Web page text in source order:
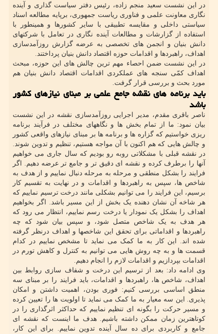
در این نشست سعید منجم زاده، رئیس دفتر سیاست گذاری و آینده
نگاری معاونت علمی و فناوری ریاست جمهوری، برپایه مطالعه اسناد
سیاستی داخلی و مقایسه تطبیقی با سایر کشورها و همینطور با
استفاده از گزارشات و مطالعات آینده نگاری در تعامل با شرکتهای
دانش بنیان و انجمن های تخصصی به عرضه گزارش روزآمدسازی
اهداف، راهبردها و اقدامات حوزه اقتصاد دانش بنیان پرداختند.
در این نشست ضمن احصاء مهم ترین چالش های این حوزه، مبحث
اهداف کمّی سنجه های عملکردی اقدامات اقتصاد دانش بنیان هم
مورد بحث و بررسی قرار گرفت.
باید برنامه های نقشه جامع علمی بر مبنای نیازهای کشور
باشد
ناصر باقری مقدم، مدیر اجرایی روزآمدسازی نقشه در این نشست
بیان نمود: ما از تمام بخش ها و نگاههای مختلف در فرآیند برنامه
ریزی خواستیم که گزاره ها و برنامه ها بر مبنای نیازهای واقعی کشور
و چالش هایی که هم اکنون با آن مواجه هستیم، تنظیم و تدوین شوند.
در نقشه قبلی با مشکلاتی روبه رو بودیم که سال جاری می خواهیم
آنها را برطرف کرده و نقشه ای دقیق تر و جامع تر عرضه دهیم. اگر
فرایند را بشکل منطقی و مرحله به مرحله دنبال نماییم و از هدف به
شاخص ها، سپس به راهبردها و اقدامات و در نهایت به تقسیم کار
برسیم، این فرایند را می توانیم بشکلی مانند درخت ترسیم نماییم که
هر شاخه آن نشان دهنده یک بخش از این مسیر باشد. اگر بخواهیم
اهداف را بشکل یک نمودار یا درخت رسم نماییم، انتظار می رود که
هر هدف به یک شاخص متصل شود، و سپس بیان شود که چه
راهبردها و اقداماتی برای تحقق این شاخصها و اهداف درنظر گرفته
شده اند. این کار به ما کمک می نماید تا مشخص نماییم در کدام
قسمت ها و به چه روش هایی می توانیم به کنترل و کاهش تورم در
اقدامات بپردازیم و اقدامات لازم را انجام دهیم.
وی ادامه داد: بعد از ترسیم این درخت و شفاف سازی روابط بین
اهداف، شاخص ها، راهبردها و اقدامات، باید فرایند را بر مبنای سه
منطق اساسی بررسی کنیم: فوری بودن، اهمیت داشتن و امکان
پذیری. این سه معیار به ما کمک می نماید تا اولویت ها را تعیین کرده
و مسیر حرکت را بگونه ای تنظیم نماییم که حداکثر اثرگذاری را در
کوتاهترین زمان ممکن داشته باشیم. هدف ما اینست که نقشه ای
جامع و کاربردی برای ده سال آینده تدوین نماییم. برای این کار،